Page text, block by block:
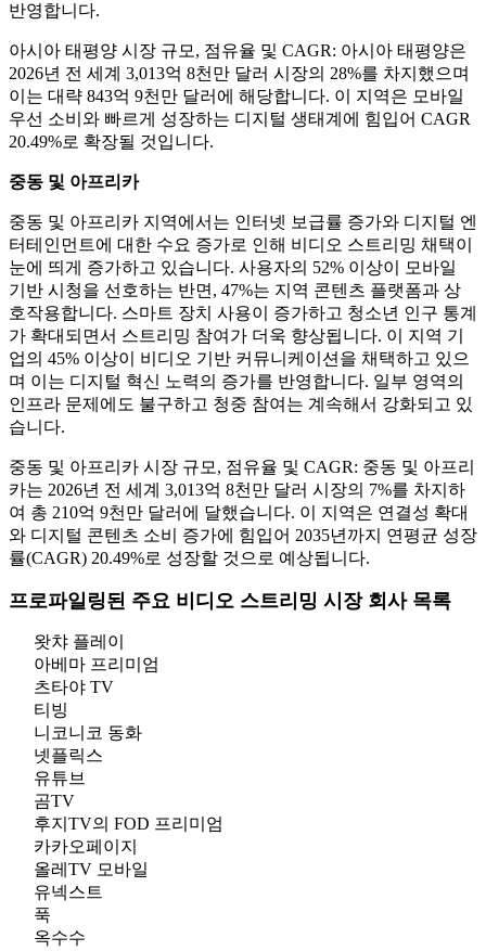
반영합니다.
아시아 태평양 시장 규모, 점유율 및 CAGR: 아시아 태평양은
2026년 전 세계 3,013억 8천만 달러 시장의 28%를 차지했으며
이는 대략 843억 9천만 달러에 해당합니다. 이 지역은 모바일
우선 소비와 빠르게 성장하는 디지털 생태계에 힘입어 CAGR
20.49%로 확장될 것입니다.
중동 및 아프리카
중동 및 아프리카 지역에서는 인터넷 보급률 증가와 디지털 엔
터테인먼트에 대한 수요 증가로 인해 비디오 스트리밍 채택이
눈에 띄게 증가하고 있습니다. 사용자의 52% 이상이 모바일
기반 시청을 선호하는 반면, 47%는 지역 콘텐츠 플랫폼과 상
호작용합니다. 스마트 장치 사용이 증가하고 청소년 인구 통계
가 확대되면서 스트리밍 참여가 더욱 향상됩니다. 이 지역 기
업의 45% 이상이 비디오 기반 커뮤니케이션을 채택하고 있으
며 이는 디지털 혁신 노력의 증가를 반영합니다. 일부 영역의
인프라 문제에도 불구하고 청중 참여는 계속해서 강화되고 있
습니다.
중동 및 아프리카 시장 규모, 점유율 및 CAGR: 중동 및 아프리
카는 2026년 전 세계 3,013억 8천만 달러 시장의 7%를 차지하
여 총 210억 9천만 달러에 달했습니다. 이 지역은 연결성 확대
와 디지털 콘텐츠 소비 증가에 힘입어 2035년까지 연평균 성장
률(CAGR) 20.49%로 성장할 것으로 예상됩니다.
프로파일링된 주요 비디오 스트리밍 시장 회사 목록
왓챠 플레이
아베마 프리미엄
츠타야 TV
티빙
니코니코 동화
넷플릭스
유튜브
곰TV
후지TV의 FOD 프리미엄
카카오페이지
올레TV 모바일
유넥스트
푹
옥수수